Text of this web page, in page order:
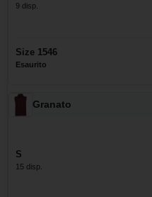
9 disp.
Size 1546
Esaurito
Granato
S
15 disp.